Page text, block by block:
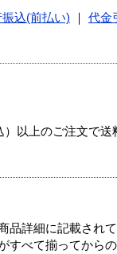
込(前払い) 代金
以上のご注文で送
詳細に記載され
べて揃ってからの